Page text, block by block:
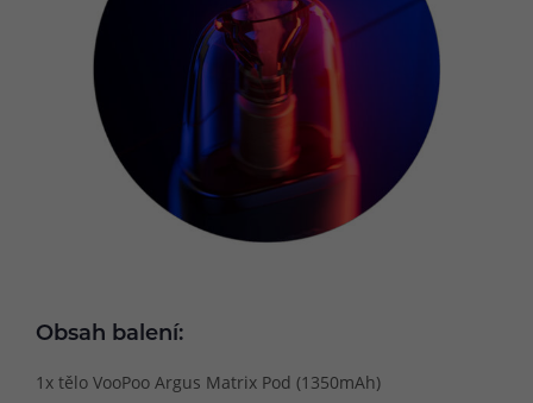
Obsah balení:
1x tělo VooPoo Argus Matrix Pod (1350mAh)